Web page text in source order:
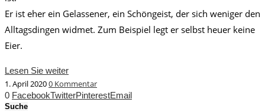
Er ist eher ein Gelassener, ein Schöngeist, der sich weniger den
Alltagsdingen widmet. Zum Beispiel legt er selbst heuer keine
Eier.
Lesen Sie weiter
1. April 20200 Kommentar
0 FacebookTwitterPinterestEmail
Suche